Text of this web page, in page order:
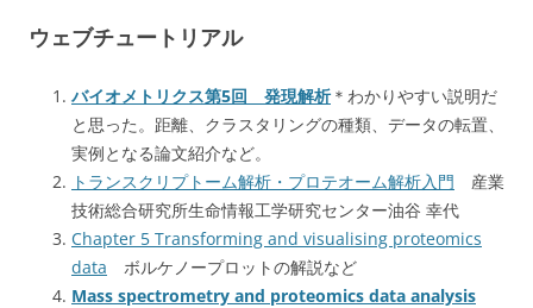
ウェブチュートリアル
バイオメトリクス第5回 発現解析＊わかりやすい説明だ
と思った。距離、クラスタリングの種類、データの転置、
実例となる論文紹介など。
トランスクリプトーム解析・プロテオーム解析入門 産業
技術総合研究所生命情報工学研究センター油谷 幸代
Chapter 5 Transforming and visualising proteomics
data ボルケノープロットの解説など
Mass spectrometry and proteomics data analysis